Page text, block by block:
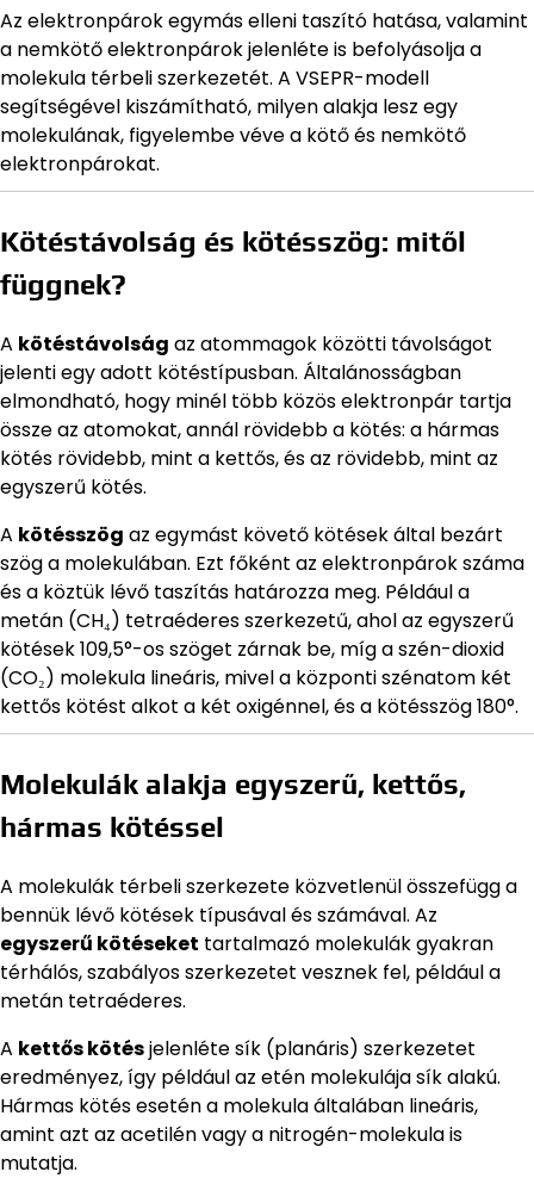
Az elektronpárok egymás elleni taszító hatása, valamint
a nemkötő elektronpárok jelenléte is befolyásolja a
molekula térbeli szerkezetét. A VSEPR-modell
segítségével kiszámítható, milyen alakja lesz egy
molekulának, figyelembe véve a kötő és nemkötő
elektronpárokat.
Kötéstávolság és kötésszög: mitől
függnek?
A kötéstávolság az atommagok közötti távolságot
jelenti egy adott kötéstípusban. Általánosságban
elmondható, hogy minél több közös elektronpár tartja
össze az atomokat, annál rövidebb a kötés: a hármas
kötés rövidebb, mint a kettős, és az rövidebb, mint az
egyszerű kötés.
A kötésszög az egymást követő kötések által bezárt
szög a molekulában. Ezt főként az elektronpárok száma
és a köztük lévő taszítás határozza meg. Például a
metán (CH₄) tetraéderes szerkezetű, ahol az egyszerű
kötések 109,5°-os szöget zárnak be, míg a szén-dioxid
(CO₂) molekula lineáris, mivel a központi szénatom két
kettős kötést alkot a két oxigénnel, és a kötésszög 180°.
Molekulák alakja egyszerű, kettős,
hármas kötéssel
A molekulák térbeli szerkezete közvetlenül összefügg a
bennük lévő kötések típusával és számával. Az
egyszerű kötéseket tartalmazó molekulák gyakran
térhálós, szabályos szerkezetet vesznek fel, például a
metán tetraéderes.
A kettős kötésjelenléte sík (planáris) szerkezetet
eredményez, így például az etén molekulája sík alakú.
Hármas kötés esetén a molekula általában lineáris,
amint azt az acetilén vagy a nitrogén-molekula is
mutatja.